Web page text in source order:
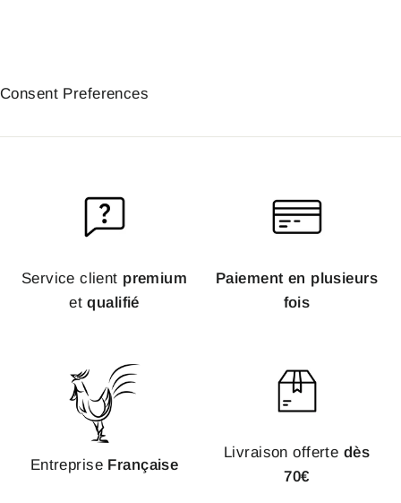
Consent Preferences
Service client premium
etqualifié
Paiement en plusieurs
fois
Entreprise Française
Livraison offerte dès
70€